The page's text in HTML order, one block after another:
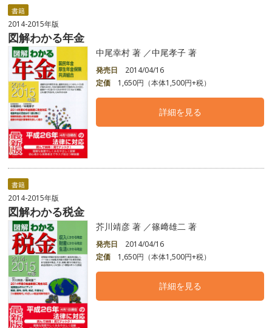
書籍
2014-2015年版
図解わかる年金
中尾幸村 著 ／中尾孝子 著
発売日
2014/04/16
定価
1,650円（本体1,500円+税）
詳細を見る
書籍
2014-2015年版
図解わかる税金
芥川靖彦 著 ／篠﨑雄二 著
発売日
2014/04/16
定価
1,650円（本体1,500円+税）
詳細を見る